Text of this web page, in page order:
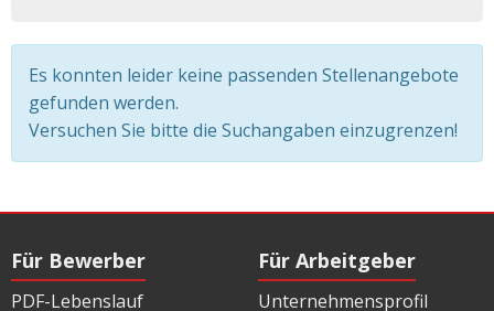
Es konnten leider keine passenden Stellenangebote
gefunden werden.
Versuchen Sie bitte die Suchangaben einzugrenzen!
Für Bewerber
PDF-Lebenslauf
Für Arbeitgeber
Unternehmensprofil